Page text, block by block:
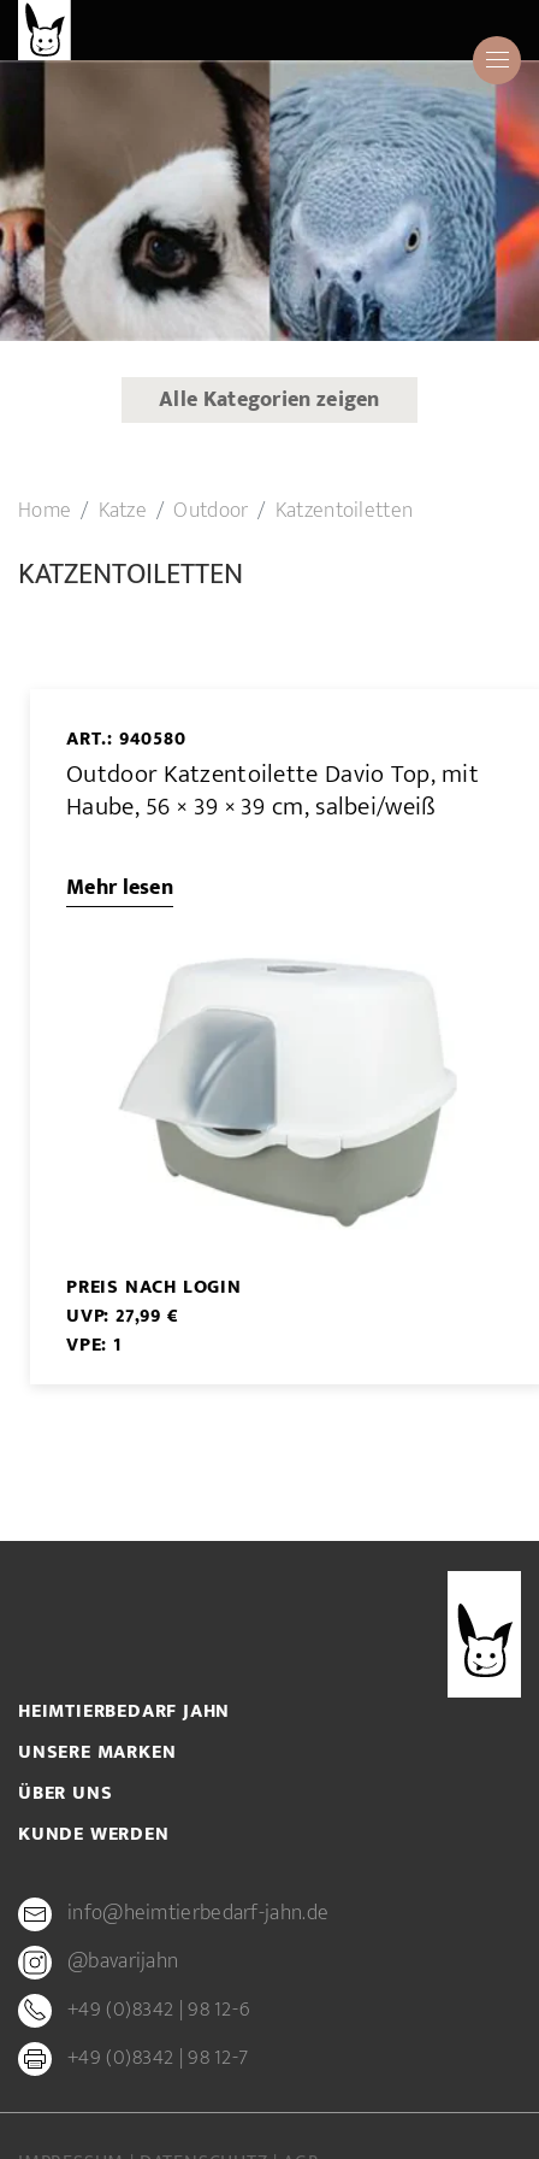
Alle Kategorien zeigen
Home Katze Outdoor Katzentoiletten
KATZENTOILETTEN
ART.: 940580
Outdoor Katzentoilette Davio Top, mit
Haube, 56 × 39 × 39 cm, salbei/weiß
Mehr lesen
PREIS NACH LOGIN
UVP: 27,99 €
VPE: 1
HEIMTIERBEDARF JAHN
UNSERE MARKEN
ÜBER UNS
KUNDE WERDEN
info@heimtierbedarf-jahn.de
@bavarijahn
+49 (0)8342 | 98 12-6
+49 (0)8342 | 98 12-7